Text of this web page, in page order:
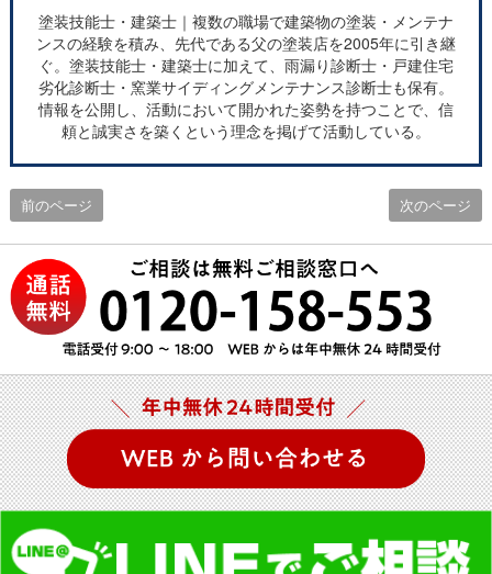
塗装技能士・建築士｜複数の職場で建築物の塗装・メンテナ
ンスの経験を積み、先代である父の塗装店を2005年に引き継
ぐ。塗装技能士・建築士に加えて、雨漏り診断士・戸建住宅
劣化診断士・窯業サイディングメンテナンス診断士も保有。
情報を公開し、活動において開かれた姿勢を持つことで、信
頼と誠実さを築くという理念を掲げて活動している。
前のページ 次のページ